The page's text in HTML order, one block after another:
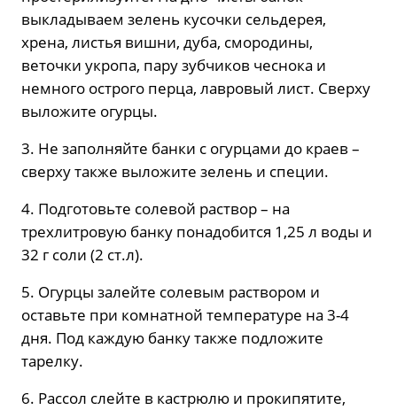
выкладываем зелень кусочки сельдерея,
хрена, листья вишни, дуба, смородины,
веточки укропа, пару зубчиков чеснока и
немного острого перца, лавровый лист. Сверху
выложите огурцы.
3. Не заполняйте банки с огурцами до краев –
сверху также выложите зелень и специи.
4. Подготовьте солевой раствор – на
трехлитровую банку понадобится 1,25 л воды и
32 г соли (2 ст.л).
5. Огурцы залейте солевым раствором и
оставьте при комнатной температуре на 3-4
дня. Под каждую банку также подложите
тарелку.
6. Рассол слейте в кастрюлю и прокипятите,